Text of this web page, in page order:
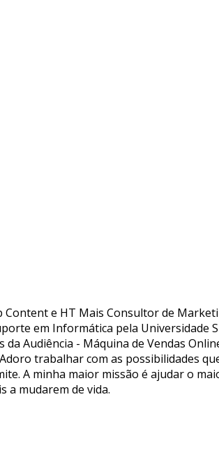
e HT Mais Consultor de
em Informática pela Universidade
Audiência - Máquina de Vendas
trabalhar com as possibilidades
A minha maior missão é ajudar o
a mudarem de vida.